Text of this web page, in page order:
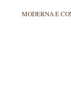
MODERNA E